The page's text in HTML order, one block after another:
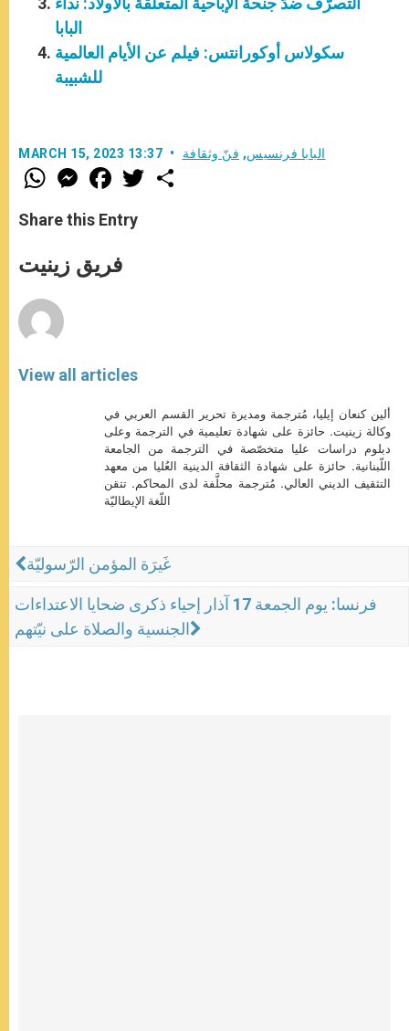
البابا
سكولاس أوكورانتس: فيلم عن الأيام العالمية
للشبيبة
MARCH 15, 2023 13:37 البابا فرنسيس, فنّ وثقافة
W
h
t
s
p
p
M
e
s
e
g
e
F
a
e
b
o
k
w
Share this Entry
فريق زينيت
View all articles
ألين كنعان إيليا، مُترجمة ومديرة تحرير القسم العربي في
وكالة زينيت. حائزة على شهادة تعليمية في الترجمة وعلى
دبلوم دراسات عليا متخصّصة في الترجمة من الجامعة
اللّبنانية. حائزة على شهادة الثقافة الدينية العُليا من معهد
التثقيف الديني العالي. مُترجمة محلَّفة لدى المحاكم. تتقن
اللّغة الإيطاليّة
غَيرَة المؤمن الرّسوليّة
فرنسا: يوم الجمعة 17 آذار إحياء ذكرى ضحايا الاعتداءات
الجنسية والصلاة على نيّتهم